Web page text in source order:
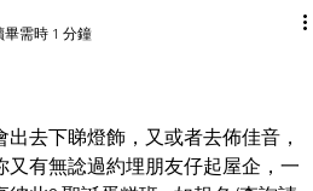
去下睇燈飾，又或者去佈佳音，
又有無諗過約埋朋友仔起屋企，一
畢需時 1 分鐘